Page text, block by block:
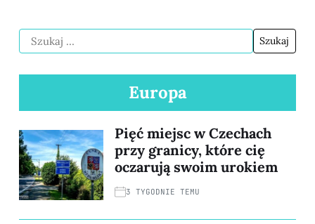
Europa
Pięć miejsc w Czechach
przy granicy, które cię
oczarują swoim urokiem
3 TYGODNIE TEMU